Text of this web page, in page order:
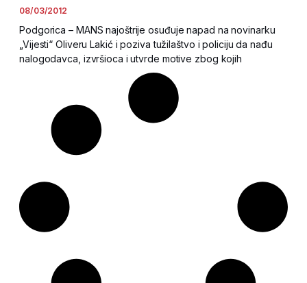
08/03/2012
Podgorica – MANS najoštrije osuđuje napad na novinarku
„Vijesti“ Oliveru Lakić i poziva tužilaštvo i policiju da nađu
nalogodavca, izvršioca i utvrde motive zbog kojih